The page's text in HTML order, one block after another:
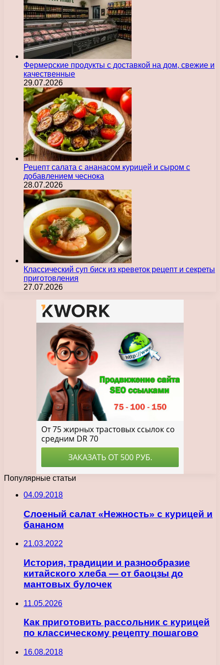
Фермерские продукты с доставкой на дом, свежие и
качественные
29.07.2026
Рецепт салата с ананасом курицей и сыром с
добавлением чеснока
28.07.2026
Классический суп биск из креветок рецепт и секреты
приготовления
27.07.2026
Популярные статьи
04.09.2018
Слоеный салат «Нежность» с курицей и
бананом
21.03.2022
История, традиции и разнообразие
китайского хлеба — от баоцзы до
мантовых булочек
11.05.2026
Как приготовить рассольник с курицей
по классическому рецепту пошагово
16.08.2018